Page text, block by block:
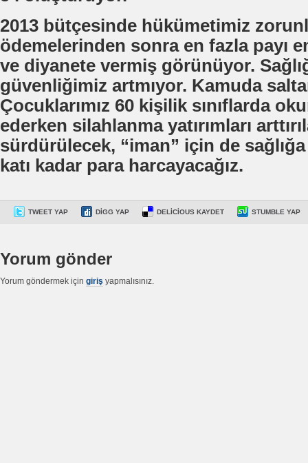
2013 bütçesinde hükümetimiz
ödemelerinden sonra en fazla payı
ve diyanete vermiş görünüyor.
güvenliğimiz artmıyor. Kamuda
Çocuklarımız 60 kişilik sınıflarda
ederken silahlanma yatırımları
sürdürülecek, “iman” için de
katı kadar para harcayacağız.
TWEET YAP DIGG YAP DELICIOUS KAYDET STUMBLE YAP
Yorum gönder
Yorum göndermek için giriş yapmalısınız.